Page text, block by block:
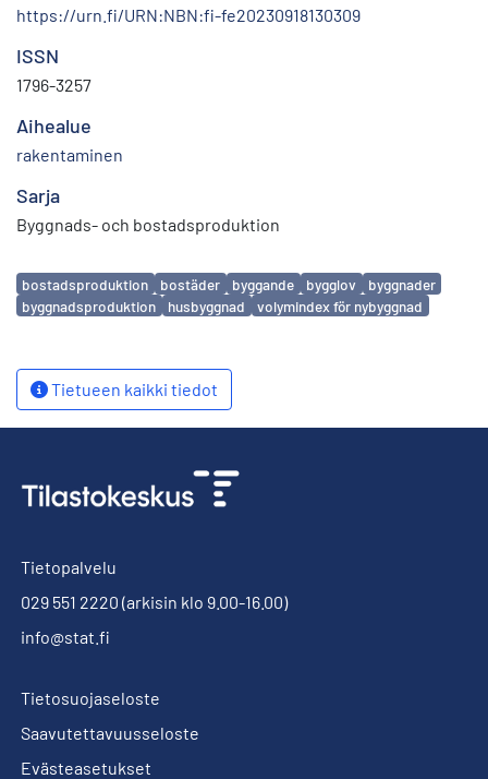
https://urn.fi/URN:NBN:fi-fe20230918130309
ISSN
1796-3257
Aihealue
rakentaminen
Sarja
Byggnads- och bostadsproduktion
Avainsanat
bostadsproduktion bostäder byggande bygglov
byggnader
byggnadsproduktion
husbyggnad volymindex för nybyggnad
Tietueen kaikki tiedot
Tietopalvelu
029 551 2220 (arkisin klo 9.00-16.00)
info@stat.fi
Tietosuojaseloste
Saavutettavuusseloste
Evästeasetukset